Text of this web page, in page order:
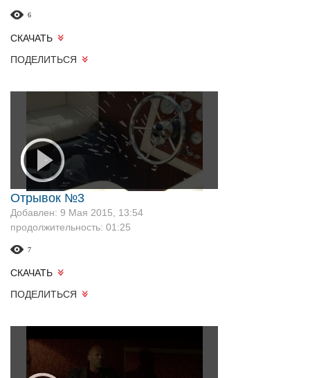
6
СКАЧАТЬ
ПОДЕЛИТЬСЯ
Отрывок №3
Добавлен: 9 Мая 2015, 13:54
продолжительность: 01:25
7
СКАЧАТЬ
ПОДЕЛИТЬСЯ